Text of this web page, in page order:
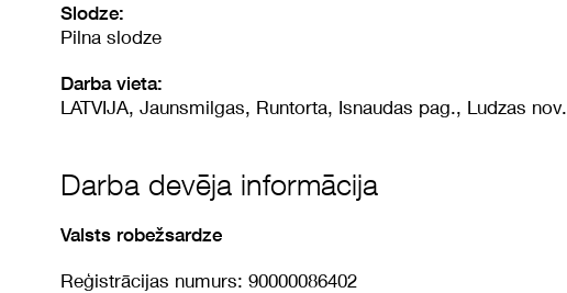
Slodze:
Pilna slodze
Darba vieta:
LATVIJA, Jaunsmilgas, Runtorta, Isnaudas pag., Ludzas nov.
Darba devēja informācija
Valsts robežsardze
Reģistrācijas numurs: 90000086402